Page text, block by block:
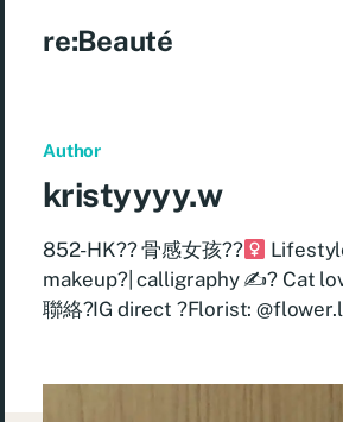
re:Beauté
Author
kristyyyy.w
852-HK?? 骨感女孩??‍
makeup?| calligraphy ✍? Cat
聯絡?IG direct ?Florist: